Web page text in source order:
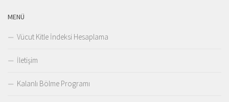
MENÜ
Vücut Kitle İndeksi Hesaplama
İletişim
Kalanlı Bölme Programı